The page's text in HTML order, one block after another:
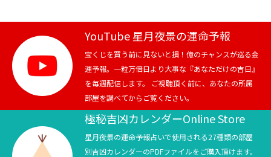
テニス
スポーツ
競馬
テニス四大大会・五輪
YouTube 星月夜景の運命予報
宝くじを買う前に見ないと損！億のチャンスが巡る金
運予報。一粒万倍日より大事な『あなただけの吉日』
を毎週配信します。 ご視聴頂く前に、あなたの所属
部屋を調べてからご覧ください。
極秘吉凶カレンダーOnline Store
星月夜景の運命予報占いで使用される27種類の部屋
別吉凶カレンダーのPDFファイルをご購入頂けます。